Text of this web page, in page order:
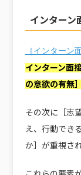
インターン
［インターン
インターン面
の意欲の有無］
その次に［志
え、行動でき
か］が重視さ